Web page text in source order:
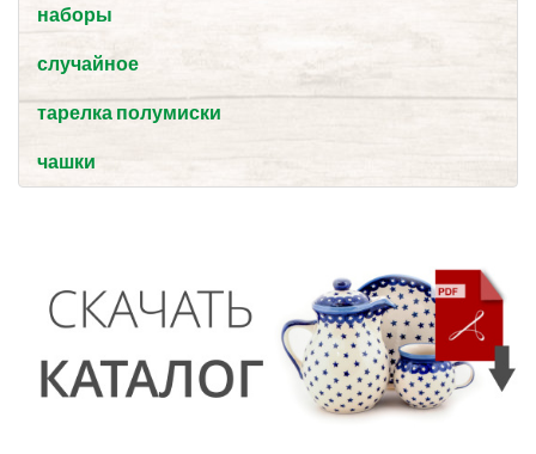
наборы
случайное
тарелка полумиски
чашки